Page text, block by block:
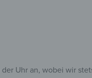
Uhr an, wobei wir